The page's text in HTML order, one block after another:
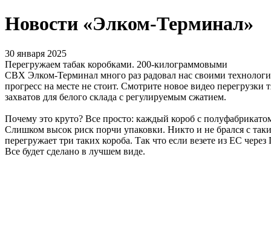
Новости «Элком-Терминал»
30 января 2025
Перегружаем табак коробками. 200-килограммовыми
СВХ Элком-Терминал много раз радовал нас своими
прогресс на месте не стоит. Смотрите новое видео
захватов для белого склада с регулируемым сжатием.
Почему это круто? Все просто: каждый короб с
Слишком высок риск порчи упаковки. Никто и не брался с
перегружает три таких короба. Так что если везете из ЕС
Все будет сделано в лучшем виде.